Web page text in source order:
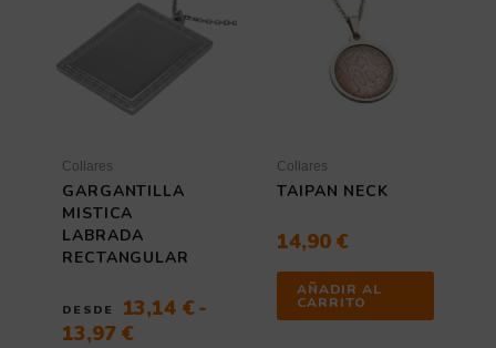
Collares
GARGANTILLA
MISTICA
LABRADA
RECTANGULAR
DESDE 13,14 € -
13,97 €
precios:
desde
13,14 €
hasta
13,97 €
múltiples
producto
Collares
TAIPAN NECK
14,90 €
AÑADIR AL
CARRITO